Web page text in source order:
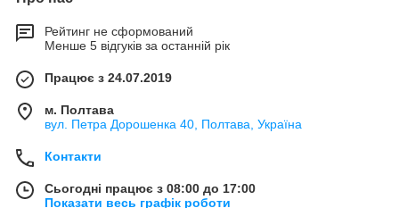
Рейтинг не сформований
Менше 5 відгуків за останній рік
Працює з 24.07.2019
м. Полтава
вул. Петра Дорошенка 40, Полтава, Україна
Контакти
Сьогодні працює з 08:00 до 17:00
Показати весь графік роботи